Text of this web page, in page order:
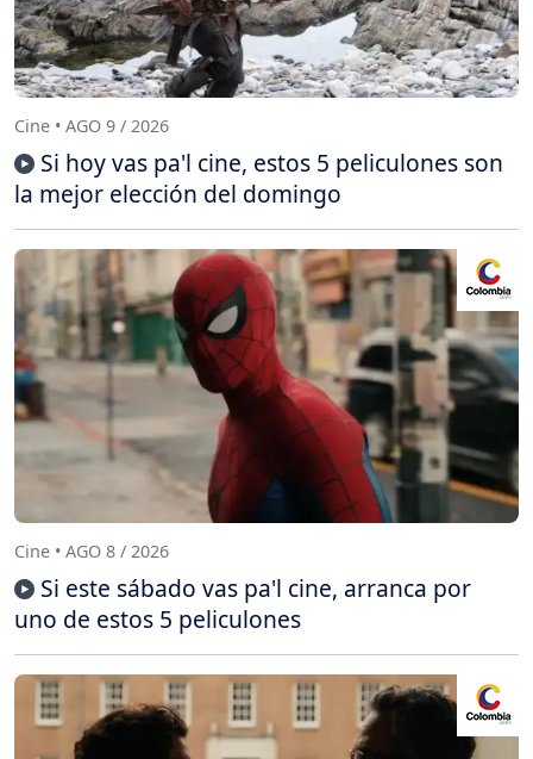
Cine • AGO 9 / 2026
Si hoy vas pa'l cine, estos 5 peliculones son
la mejor elección del domingo
Cine • AGO 8 / 2026
Si este sábado vas pa'l cine, arranca por
uno de estos 5 peliculones